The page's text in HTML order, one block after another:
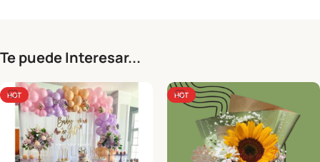
Te puede Interesar...
HOT HOT